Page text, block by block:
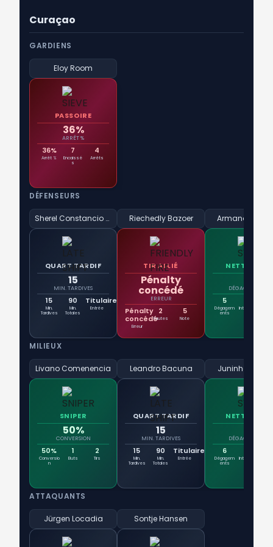
Curaçao
GARDIENS
Eloy Room
PASSOIRE
36%
ARRÊT %
36%
Arrêt %
7
Encaissé
s
4
Arrêts
DÉFENSEURS
Sherel Constancio Floranus
QUART TARDIF
15
MIN. TARDIVES
15
Min.
Tardives
90
Min.
Totales
Titulaire
Entrée
Riechedly Bazoer
TIR ALLIÉ
Pénalty
concédé
ERREUR
Pénalty
concédé
Erreur
2
Fautes
5
Note
Armando
NETTOYEUR
DÉGAGEMENTS
5
Dégagem
ents
Intercepti
MILIEUX
Livano Comenencia
SNIPER
50%
CONVERSION
50%
Conversio
n
1
Buts
2
Tirs
Leandro Bacuna
QUART TARDIF
15
MIN. TARDIVES
15
Min.
Tardives
90
Min.
Totales
Titulaire
Entrée
Juninho
NETTOYEUR
DÉGAGEMENTS
6
Dégagem
ents
Intercepti
ATTAQUANTS
Jürgen Locadia Sontje Hansen